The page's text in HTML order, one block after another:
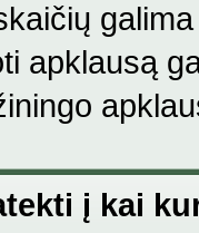
apklausą
į kai